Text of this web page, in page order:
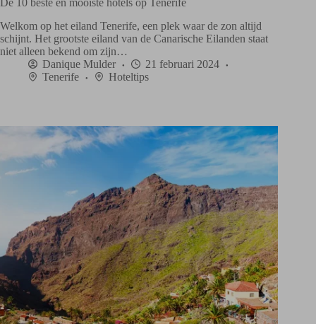
De 10 beste en mooiste hotels op Tenerife
Welkom op het eiland Tenerife, een plek waar de zon altijd
schijnt. Het grootste eiland van de Canarische Eilanden staat
niet alleen bekend om zijn…
Danique Mulder
21 februari 2024
Tenerife
Hoteltips